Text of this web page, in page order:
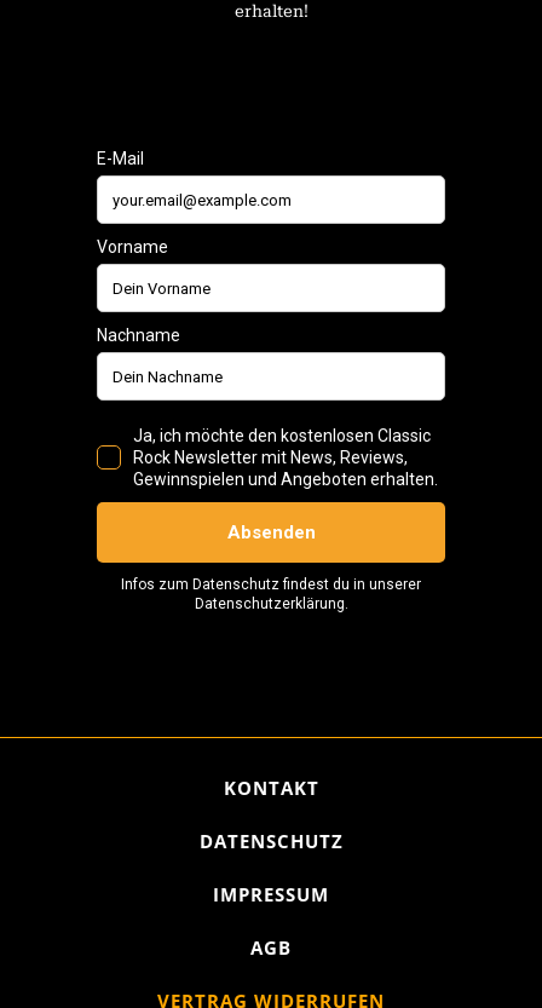
erhalten!
KONTAKT
DATENSCHUTZ
IMPRESSUM
AGB
VERTRAG WIDERRUFEN